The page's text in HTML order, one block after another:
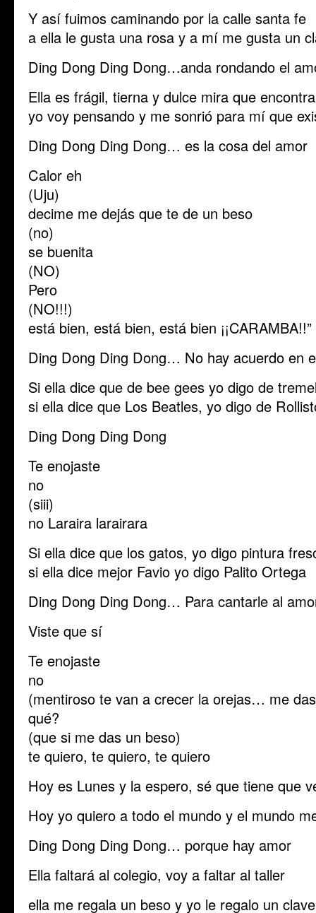
Y así fuimos caminando por la calle santa fe
a ella le gusta una rosa y a mí me gusta un
Ding Dong Ding Dong…anda rondando el
Ella es frágil, tierna y dulce mira que
yo voy pensando y me sonrió para mí que
Ding Dong Ding Dong… es la cosa del amor
Calor eh
(Uju)
decime me dejás que te de un beso
(no)
se buenita
(NO)
Pero
(NO!!!)
está bien, está bien, está bien ¡¡CARAMBA!!”
Ding Dong Ding Dong… No hay acuerdo en
Si ella dice que de bee gees yo digo de
si ella dice que Los Beatles, yo digo de
Ding Dong Ding Dong
Te enojaste
no
(siii)
no Laraira larairara
Si ella dice que los gatos, yo digo pintura
si ella dice mejor Favio yo digo Palito Ortega
Ding Dong Ding Dong… Para cantarle al
Viste que sí
Te enojaste
no
(mentiroso te van a crecer la orejas… me
qué?
(que si me das un beso)
te quiero, te quiero, te quiero
Hoy es Lunes y la espero, sé que tiene que
Hoy yo quiero a todo el mundo y el mundo
Ding Dong Ding Dong… porque hay amor
Ella faltará al colegio, voy a faltar al taller
ella me regala un beso y yo le regalo un